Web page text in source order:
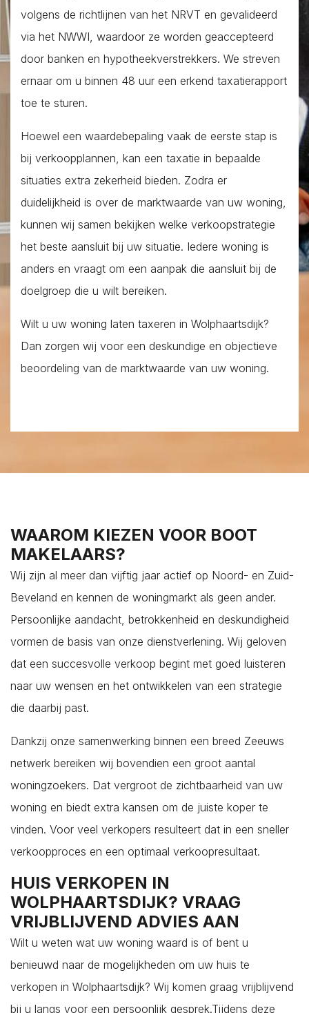
volgens de richtlijnen van het NRVT en gevalideerd
via het NWWI, waardoor ze worden geaccepteerd
door banken en hypotheekverstrekkers. We streven
ernaar om u binnen 48 uur een erkend taxatierapport
toe te sturen.
Hoewel een waardebepaling vaak de eerste stap is
bij verkoopplannen, kan een taxatie in bepaalde
situaties extra zekerheid bieden. Zodra er
duidelijkheid is over de marktwaarde van uw woning,
kunnen wij samen bekijken welke verkoopstrategie
het beste aansluit bij uw situatie. Iedere woning is
anders en vraagt om een aanpak die aansluit bij de
doelgroep die u wilt bereiken.
Wilt u uw woning laten taxeren in Wolphaartsdijk?
Dan zorgen wij voor een deskundige en objectieve
beoordeling van de marktwaarde van uw woning.
WAAROM KIEZEN VOOR BOOT
MAKELAARS?
Wij zijn al meer dan vijftig jaar actief op Noord- en Zuid-
Beveland en kennen de woningmarkt als geen ander.
Persoonlijke aandacht, betrokkenheid en deskundigheid
vormen de basis van onze dienstverlening. Wij geloven
dat een succesvolle verkoop begint met goed luisteren
naar uw wensen en het ontwikkelen van een strategie
die daarbij past.
Dankzij onze samenwerking binnen een breed Zeeuws
netwerk bereiken wij bovendien een groot aantal
woningzoekers. Dat vergroot de zichtbaarheid van uw
woning en biedt extra kansen om de juiste koper te
vinden. Voor veel verkopers resulteert dat in een sneller
verkoopproces en een optimaal verkoopresultaat.
HUIS VERKOPEN IN
WOLPHAARTSDIJK? VRAAG
VRIJBLIJVEND ADVIES AAN
Wilt u weten wat uw woning waard is of bent u
benieuwd naar de mogelijkheden om uw huis te
verkopen in Wolphaartsdijk? Wij komen graag vrijblijvend
bij u langs voor een persoonlijk gesprek.Tijdens deze